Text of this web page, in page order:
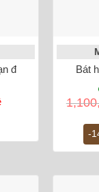
đắp nổi rồng dáng
-
Bát